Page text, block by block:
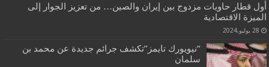
أول قطار حاويات مزدوج بين إيران والصين… من تعزيز الجوار إلى
الميزة الاقتصادية
28 يوليو,2024
“نيويورك تايمز”تكشف جرائم جديدة عن محمد بن
سلمان